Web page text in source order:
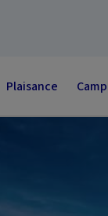
Plaisance